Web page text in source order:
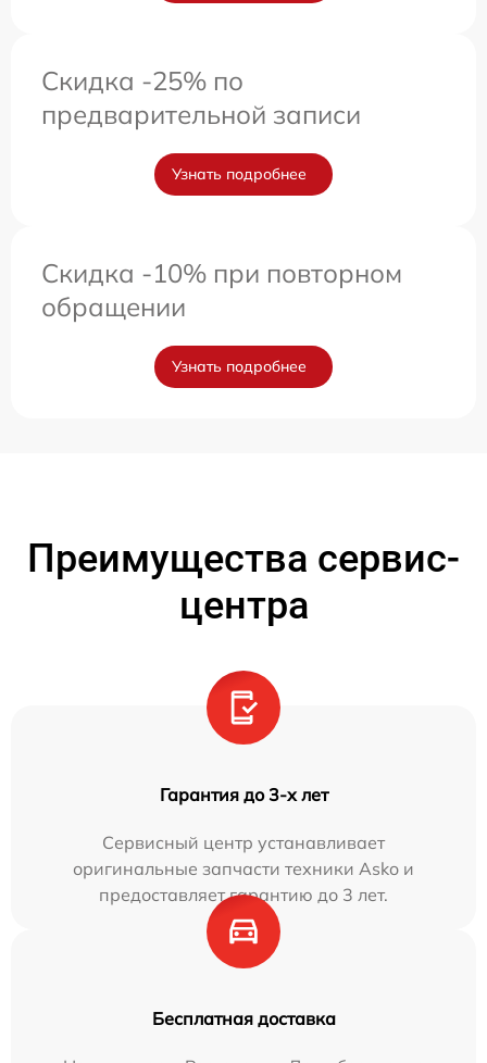
Скидка -25% по
предварительной записи
Узнать подробнее
Скидка -10% при повторном
обращении
Узнать подробнее
Преимущества сервис-
центра
Гарантия до 3-х лет
Сервисный центр устанавливает
оригинальные запчасти техники Asko и
предоставляет гарантию до 3 лет.
Бесплатная доставка